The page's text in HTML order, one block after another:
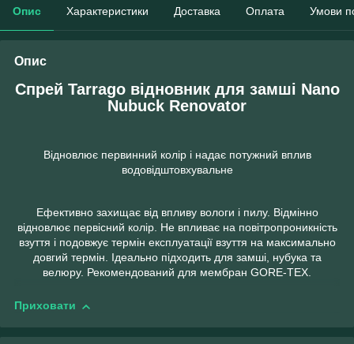
Опис Характеристики Доставка Оплата Умови
Опис
Спрей Tarrago відновник для замші Nano
Nubuck Renovator
Відновлює первинний колір і надає потужний вплив
водовідштовхувальне
Ефективно захищає від впливу вологи і пилу. Відмінно
відновлює первісний колір. Не впливає на повітропроникність
взуття і подовжує термін експлуатації взуття на максимально
довгий термін. Ідеально підходить для замші, нубука та
велюру. Рекомендований для мембран GORE-TEX.
Приховати